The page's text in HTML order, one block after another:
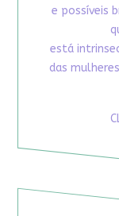
e possíveis
está
das